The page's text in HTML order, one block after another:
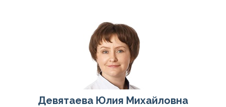
Девятаева Юлия Михайловна